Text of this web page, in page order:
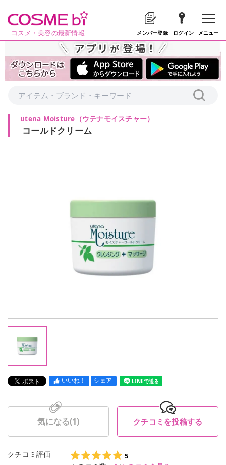
コスメ・美容の最新情報 メンバー登録 ログイン メニュー
utena Moisture （ウテナモイスチャー）
コールドクリーム
いいね！ シェア LINEで送る
気になる(1) クチコミを投稿する
クチコミ評価 5